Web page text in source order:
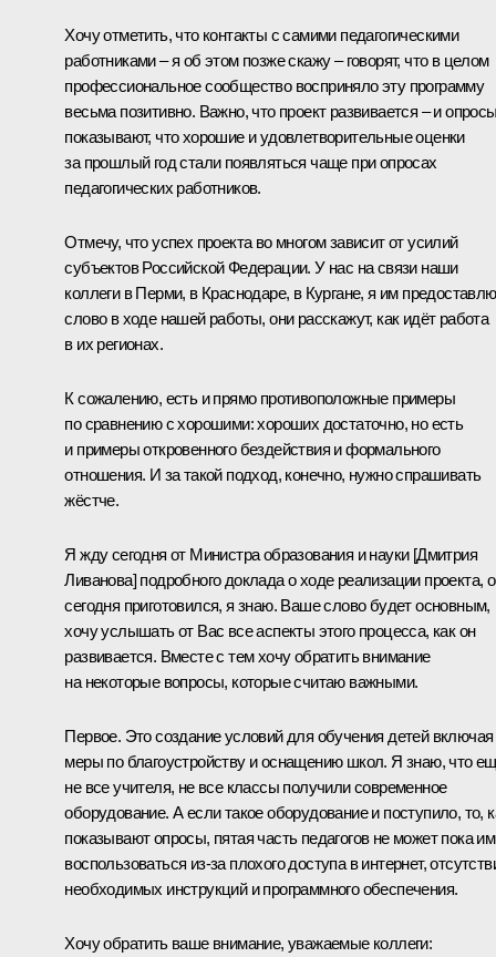
Хочу отметить, что контакты с самими педагогическими
работниками – я об этом позже скажу – говорят, что в целом
профессиональное сообщество восприняло эту программу
весьма позитивно. Важно, что проект развивается – и
показывают, что хорошие и удовлетворительные оценки
за прошлый год стали появляться чаще при опросах
педагогических работников.
Отмечу, что успех проекта во многом зависит от усилий
субъектов Российской Федерации. У нас на связи наши
коллеги в Перми, в Краснодаре, в Кургане, я им предоставлю
слово в ходе нашей работы, они расскажут, как идёт работа
в их регионах.
К сожалению, есть и прямо противоположные примеры
по сравнению с хорошими: хороших достаточно, но есть
и примеры откровенного бездействия и формального
отношения. И за такой подход, конечно, нужно спрашивать
жёстче.
Я жду сегодня от Министра образования и науки [Дмитрия
Ливанова] подробного доклада о ходе реализации проекта,
сегодня приготовился, я знаю. Ваше слово будет основным,
хочу услышать от Вас все аспекты этого процесса, как он
развивается. Вместе с тем хочу обратить внимание
на некоторые вопросы, которые считаю важными.
Первое. Это создание условий для обучения детей включая
меры по благоустройству и оснащению школ. Я знаю, что
не все учителя, не все классы получили современное
оборудование. А если такое оборудование и поступило, то,
показывают опросы, пятая часть педагогов не может пока им
воспользоваться из‑за плохого доступа в интернет,
необходимых инструкций и программного обеспечения.
Хочу обратить ваше внимание, уважаемые коллеги: